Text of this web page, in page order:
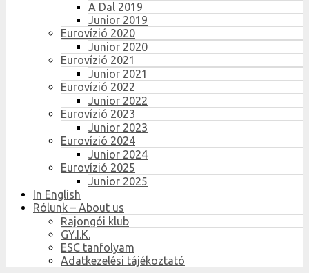
A Dal 2019
Junior 2019
Eurovízió 2020
Junior 2020
Eurovízió 2021
Junior 2021
Eurovízió 2022
Junior 2022
Eurovízió 2023
Junior 2023
Eurovízió 2024
Junior 2024
Eurovízió 2025
Junior 2025
In English
Rólunk – About us
Rajongói klub
GY.I.K.
ESC tanfolyam
Adatkezelési tájékoztató